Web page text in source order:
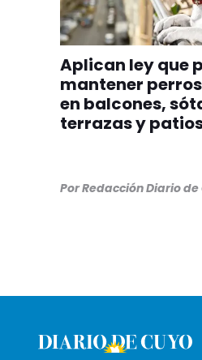
Aplican ley que
mantener
en balcones,
terrazas y
PorRedacción Diario de